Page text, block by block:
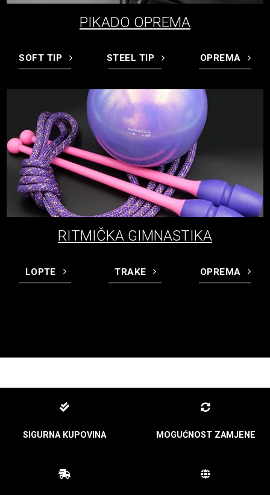
PIKADO OPREMA
SOFT TIP STEEL TIP OPREMA
RITMIČKA GIMNASTIKA
LOPTE TRAKE OPREMA
SIGURNA KUPOVINA MOGUĆNOST ZAMJENE